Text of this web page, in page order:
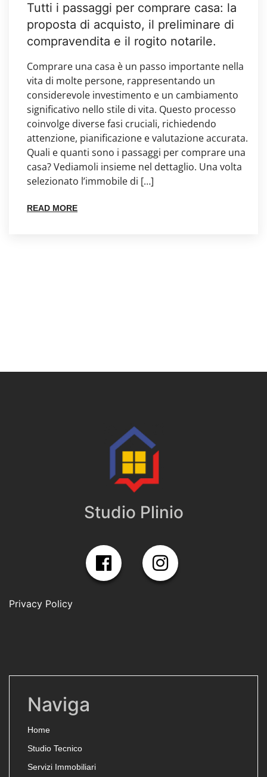
Tutti i passaggi per comprare casa: la
proposta di acquisto, il preliminare di
compravendita e il rogito notarile.
Comprare una casa è un passo importante nella
vita di molte persone, rappresentando un
considerevole investimento e un cambiamento
significativo nello stile di vita. Questo processo
coinvolge diverse fasi cruciali, richiedendo
attenzione, pianificazione e valutazione accurata.
Quali e quanti sono i passaggi per comprare una
casa? Vediamoli insieme nel dettaglio. Una volta
selezionato l’immobile di […]
READ MORE
Studio Plinio
Privacy Policy
Naviga
Home
Studio Tecnico
Servizi Immobiliari